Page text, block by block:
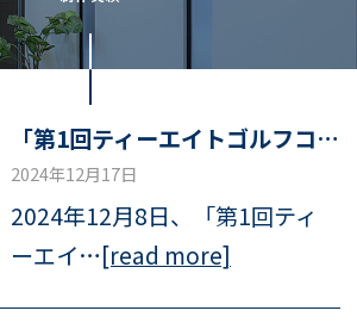
「第1回ティーエイトゴルフコンペ」を開催しました！
2024年12月17日
2024年12月8日、「第1回ティ
ーエイ…[read more]